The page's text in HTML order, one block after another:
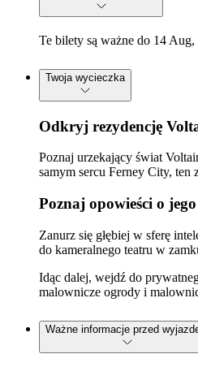
Te bilety są ważne do 14 Aug,
Twoja wycieczka
Odkryj rezydencję
Poznaj urzekający świat
samym sercu Ferney City,
Poznaj opowieści o
Zanurz się głębiej w sferę
do kameralnego teatru w
Idąc dalej, wejdź do
malownicze ogrody i
Ważne informacje przed